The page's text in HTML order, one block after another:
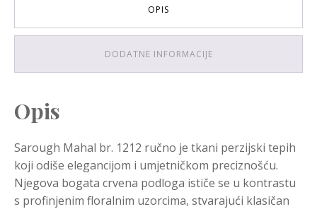
OPIS
DODATNE INFORMACIJE
Opis
Sarough Mahal br. 1212 ručno je tkani perzijski tepih
koji odiše elegancijom i umjetničkom preciznošću.
Njegova bogata crvena podloga ističe se u kontrastu
s profinjenim floralnim uzorcima, stvarajući klasičan